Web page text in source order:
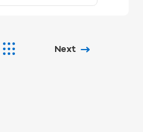
Next